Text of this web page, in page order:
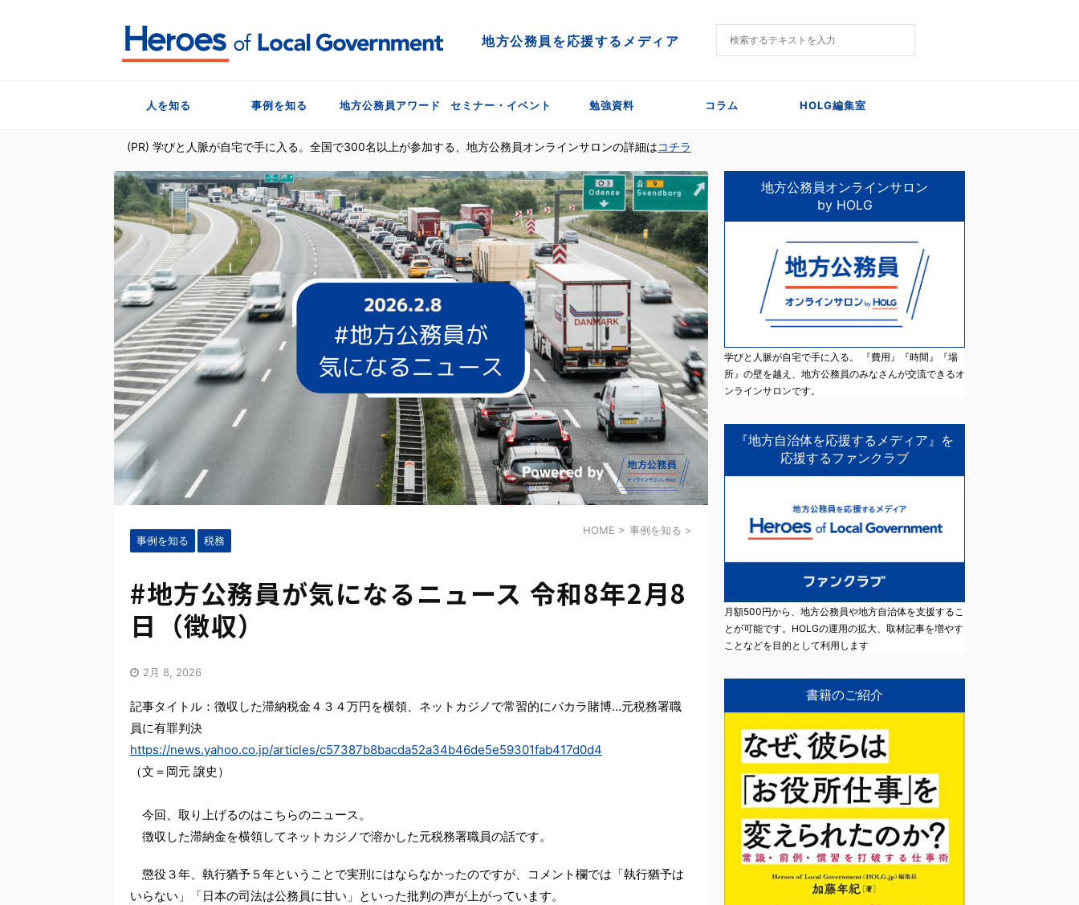
地方公務員を応援するメディア
人を知る 事例を知る 地方公務員アワード セミナー・イベント 勉強資料 コラム HOLG編集室
(PR) 学びと人脈が自宅で手に入る。全国で300名以上が参加する、地方公務員オンラインサロンの詳細はコチラ
HOME > 事例を知る >
事例を知る
税務
#地方公務員が気になるニュース 令和8年2月8
日（徴収）
2月 8, 2026
記事タイトル：徴収した滞納税金４３４万円を横領、ネットカジノで常習的にバカラ賭博…元税務署職
員に有罪判決
https://news.yahoo.co.jp/articles/c57387b8bacda52a34b46de5e59301fab417d0d4
（文＝岡元 譲史）
今回、取り上げるのはこちらのニュース。
徴収した滞納金を横領してネットカジノで溶かした元税務署職員の話です。
懲役３年、執行猶予５年ということで実刑にはならなかったのですが、コメント欄では「執行猶予は
いらない」「日本の司法は公務員に甘い」といった批判の声が上がっています。
地方公務員オンラインサロン
by HOLG
学びと人脈が自宅で手に入る。 『費用』『時間』『場
所』の壁を越え、地方公務員のみなさんが交流できるオ
ンラインサロンです。
『地方自治体を応援するメディア』を
応援するファンクラブ
月額500円から、地方公務員や地方自治体を支援するこ
とが可能です。HOLGの運用の拡大、取材記事を増やす
ことなどを目的として利用します
書籍のご紹介